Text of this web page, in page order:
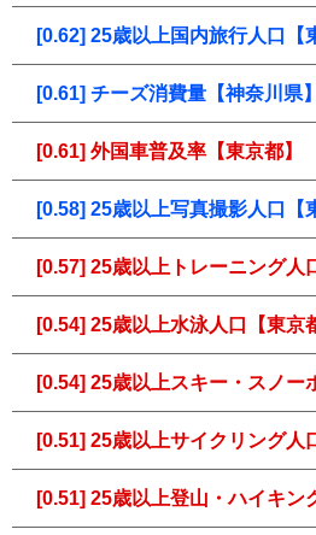
[0.62] 25歳以上国内旅行人口【
[0.61] チーズ消費量【神奈川県】
[0.61] 外国車普及率【東京都】
[0.58] 25歳以上写真撮影人口【
[0.57] 25歳以上トレーニング人
[0.54] 25歳以上水泳人口【東京
[0.54] 25歳以上スキー・スノー
[0.51] 25歳以上サイクリング人
[0.51] 25歳以上登山・ハイキン